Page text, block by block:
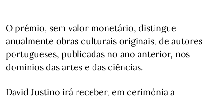
O prémio, sem valor monetário, distingue
anualmente obras culturais originais, de autores
portugueses, publicadas no ano anterior, nos
domínios das artes e das ciências.
David Justino irá receber, em cerimónia a